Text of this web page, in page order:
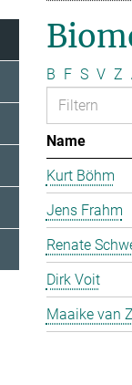
B F S V Z
Name
Kurt Böhm
Jens Frahm
Renate
Dirk Voit
Maaike van